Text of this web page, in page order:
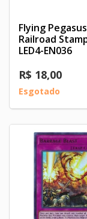
Flying Pegasus
Railroad
LED4-EN036
R$ 18,00
Esgotado